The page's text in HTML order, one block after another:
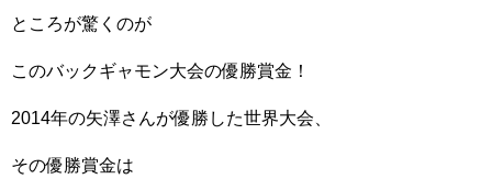
ところが驚くのが
このバックギャモン大会の優勝賞金！
2014年の矢澤さんが優勝した世界大会、
その優勝賞金は